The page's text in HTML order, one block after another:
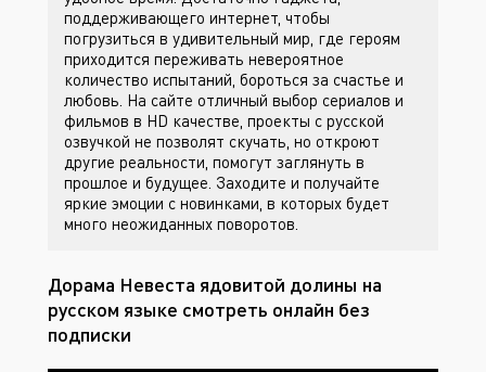
поддерживающего интернет, чтобы
погрузиться в удивительный мир, где героям
приходится переживать невероятное
количество испытаний, бороться за счастье и
любовь. На сайте отличный выбор сериалов и
фильмов в HD качестве, проекты с русской
озвучкой не позволят скучать, но откроют
другие реальности, помогут заглянуть в
прошлое и будущее. Заходите и получайте
яркие эмоции с новинками, в которых будет
много неожиданных поворотов.
Дорама Невеста ядовитой долины на
русском языке смотреть онлайн без
подписки